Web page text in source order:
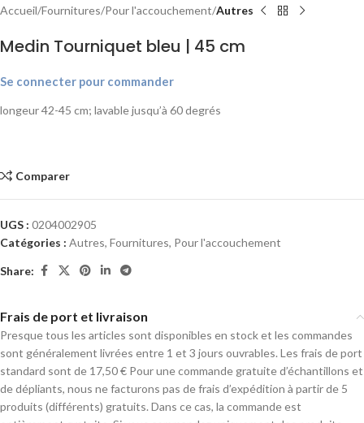
Accueil Fournitures Pour l'accouchement Autres
Medin Tourniquet bleu | 45 cm
Se connecter pour commander
longeur 42-45 cm; lavable jusqu’à 60 degrés
Comparer
UGS : 0204002905
Catégories : Autres, Fournitures, Pour l'accouchement
Share:
Frais de port et livraison
Presque tous les articles sont disponibles en stock et les commandes
sont généralement livrées entre 1 et 3 jours ouvrables. Les frais de port
standard sont de 17,50 € Pour une commande gratuite d’échantillons et
de dépliants, nous ne facturons pas de frais d’expédition à partir de 5
produits (différents) gratuits. Dans ce cas, la commande est